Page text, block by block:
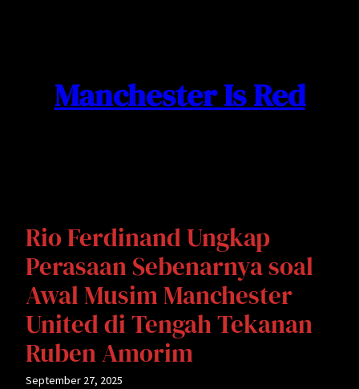
Manchester Is Red
Rio Ferdinand Ungkap
Perasaan Sebenarnya soal
Awal Musim Manchester
United di Tengah Tekanan
Ruben Amorim
September 27, 2025